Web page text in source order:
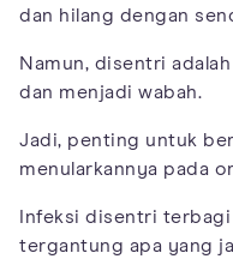
dan hilang dengan
Namun, disentri adalah
dan menjadi wabah.
Jadi, penting untuk
menularkannya pada
Infeksi disentri
tergantung apa yang